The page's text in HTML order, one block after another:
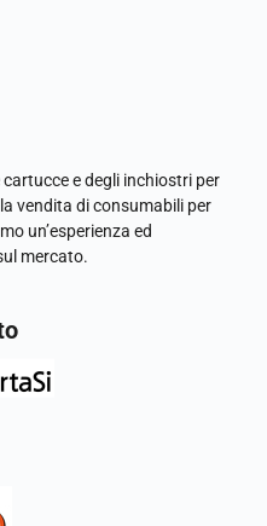
e degli inchiostri per
vendita di consumabili per
un’esperienza ed
mercato.